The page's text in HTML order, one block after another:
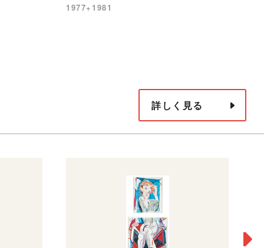
1977+1981
詳しく見る